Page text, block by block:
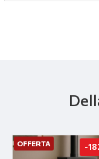
OFFERTA -